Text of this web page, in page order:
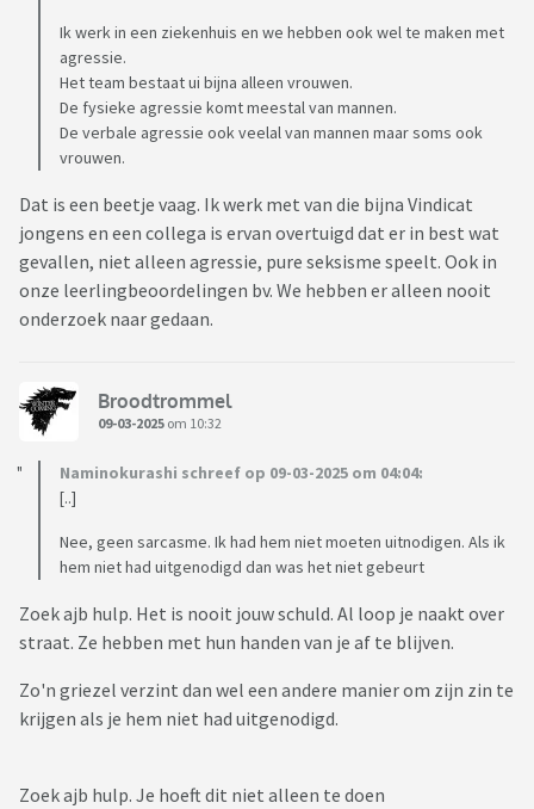
Ik werk in een ziekenhuis en we hebben ook wel te maken met
agressie.
Het team bestaat ui bijna alleen vrouwen.
De fysieke agressie komt meestal van mannen.
De verbale agressie ook veelal van mannen maar soms ook
vrouwen.
Dat is een beetje vaag. Ik werk met van die bijna Vindicat
jongens en een collega is ervan overtuigd dat er in best wat
gevallen, niet alleen agressie, pure seksisme speelt. Ook in
onze leerlingbeoordelingen bv. We hebben er alleen nooit
onderzoek naar gedaan.
Broodtrommel
09-03-2025 om 10:32
Naminokurashi schreef op 09-03-2025 om 04:04:
[..]
Nee, geen sarcasme. Ik had hem niet moeten uitnodigen. Als ik
hem niet had uitgenodigd dan was het niet gebeurt
Zoek ajb hulp. Het is nooit jouw schuld. Al loop je naakt over
straat. Ze hebben met hun handen van je af te blijven.
Zo'n griezel verzint dan wel een andere manier om zijn zin te
krijgen als je hem niet had uitgenodigd.
Zoek ajb hulp. Je hoeft dit niet alleen te doen